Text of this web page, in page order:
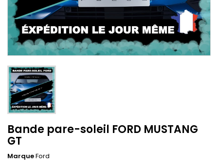
Bande pare-soleil FORD MUSTANG
GT
MarqueFord